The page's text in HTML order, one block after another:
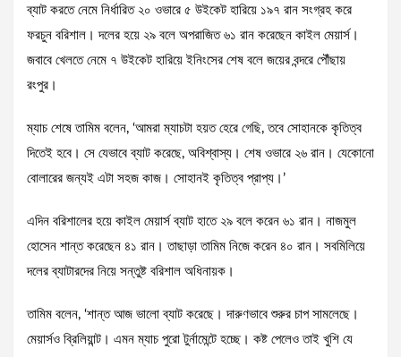
ব্যাট করতে নেমে নির্ধারিত ২০ ওভারে ৫ উইকেট হারিয়ে ১৯৭ রান সংগ্রহ করে
ফরচুন বরিশাল। দলের হয়ে ২৯ বলে অপরাজিত ৬১ রান করেছেন কাইল মেয়ার্স।
জবাবে খেলতে নেমে ৭ উইকেট হারিয়ে ইনিংসের শেষ বলে জয়ের বন্দরে পৌঁছায়
রংপুর।
ম্যাচ শেষে তামিম বলেন, ‘আমরা ম্যাচটা হয়ত হেরে গেছি, তবে সোহানকে কৃতিত্ব
দিতেই হবে। সে যেভাবে ব্যাট করেছে, অবিশ্বাস্য। শেষ ওভারে ২৬ রান। যেকোনো
বোলারের জন্যই এটা সহজ কাজ। সোহানই কৃতিত্ব প্রাপ্য।’
এদিন বরিশালের হয়ে কাইল মেয়ার্স ব্যাট হাতে ২৯ বলে করেন ৬১ রান। নাজমুল
হোসেন শান্ত করেছেন ৪১ রান। তাছাড়া তামিম নিজে করেন ৪০ রান। সবমিলিয়ে
দলের ব্যাটারদের নিয়ে সন্তুষ্ট বরিশাল অধিনায়ক।
তামিম বলেন, ‘শান্ত আজ ভালো ব্যাট করেছে। দারুণভাবে শুরুর চাপ সামলেছে।
মেয়ার্সও ব্রিলিয়ান্ট। এমন ম্যাচ পুরো টুর্নামেন্টে হচ্ছে। কষ্ট পেলেও তাই খুশি যে